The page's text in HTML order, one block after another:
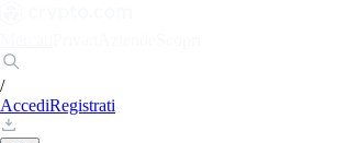
/
AccediRegistrati